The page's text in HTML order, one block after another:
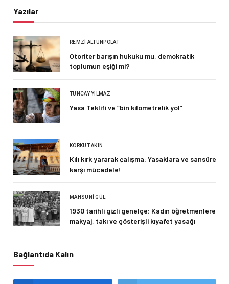
Yazılar
REMZI ALTUNPOLAT
Otoriter barışın hukuku mu, demokratik
toplumun eşiği mi?
TUNCAY YILMAZ
Yasa Teklifi ve “bin kilometrelik yol”
KORKUT AKIN
Kılı kırk yararak çalışma: Yasaklara ve sansüre
karşı mücadele!
MAHSUNI GÜL
1930 tarihli gizli genelge: Kadın öğretmenlere
makyaj, takı ve gösterişli kıyafet yasağı
Bağlantıda Kalın